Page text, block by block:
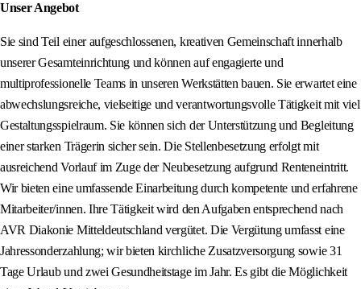
Unser Angebot
Sie sind Teil einer aufgeschlossenen, kreativen Gemeinschaft innerhalb
unserer Gesamteinrichtung und können auf engagierte und
multiprofessionelle Teams in unseren Werkstätten bauen. Sie erwartet eine
abwechslungsreiche, vielseitige und verantwortungsvolle Tätigkeit mit viel
Gestaltungsspielraum. Sie können sich der Unterstützung und Begleitung
einer starken Trägerin sicher sein. Die Stellenbesetzung erfolgt mit
ausreichend Vorlauf im Zuge der Neubesetzung aufgrund Renteneintritt.
Wir bieten eine umfassende Einarbeitung durch kompetente und erfahrene
Mitarbeiter/innen. Ihre Tätigkeit wird den Aufgaben entsprechend nach
AVR Diakonie Mitteldeutschland vergütet. Die Vergütung umfasst eine
Jahressonderzahlung; wir bieten kirchliche Zusatzversorgung sowie 31
Tage Urlaub und zwei Gesundheitstage im Jahr. Es gibt die Möglichkeit